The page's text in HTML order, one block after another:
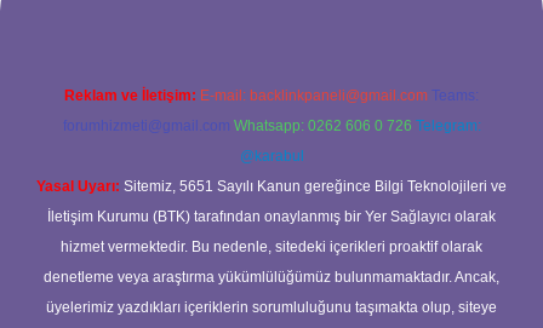
Reklam ve İletişim: E-mail: backlinkpaneli@gmail.com Teams:
forumhizmeti@gmail.com Whatsapp: 0262 606 0 726 Telegram:
@karabul
Yasal Uyarı: Sitemiz, 5651 Sayılı Kanun gereğince Bilgi Teknolojileri ve
İletişim Kurumu (BTK) tarafından onaylanmış bir Yer Sağlayıcı olarak
hizmet vermektedir. Bu nedenle, sitedeki içerikleri proaktif olarak
denetleme veya araştırma yükümlülüğümüz bulunmamaktadır. Ancak,
üyelerimiz yazdıkları içeriklerin sorumluluğunu taşımakta olup, siteye